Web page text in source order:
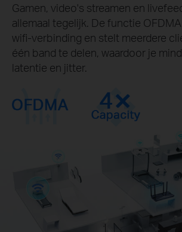
Gamen, video's streamen en
allemaal tegelijk. De functie
wifi-verbinding en stelt meerdere
één band te delen, waardoor je
latentie en jitter.